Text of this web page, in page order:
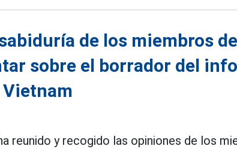
de los miembros
sobre el borrador del
reunido y recogido las opiniones de los